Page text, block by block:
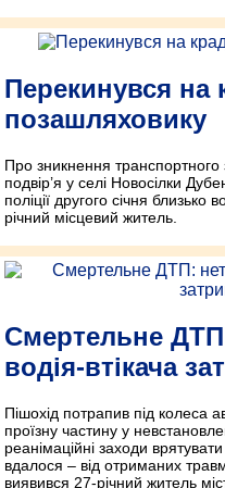
Перекинувся на
позашляховику
Про зникнення транспортного
подвір’я у селі Новосілки
поліції другого січня близько
річний місцевий житель.
Смертельне
водія-втікача
Пішохід потрапив під колеса
проїзну частину у
реанімаційні заходи
вдалося – від отриманих
виявився 27-річний житель